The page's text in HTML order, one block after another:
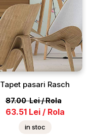
Tapet pasari Rasch
87.00 Lei/Rola
63.51 Lei / Rola
in stoc